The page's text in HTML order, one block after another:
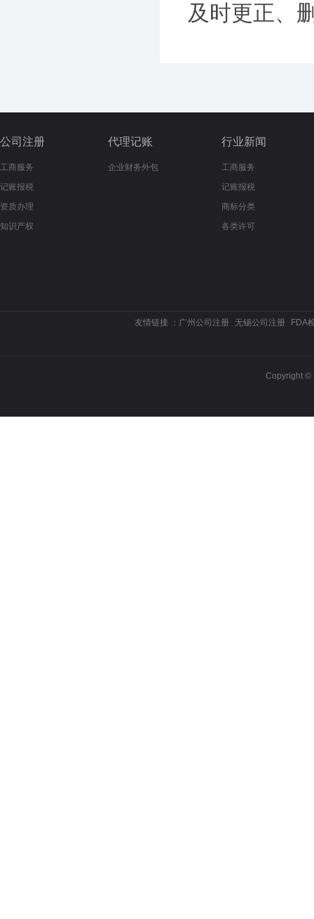
及时更正、
公司注册
工商服务
记账报税
资质办理
知识产权
代理记账
企业财务外包
行业新闻
工商服务
记账报税
商标分类
各类许可
友情链接 ： 广州公司注册 无锡公司注册 FDA
Copyright ©